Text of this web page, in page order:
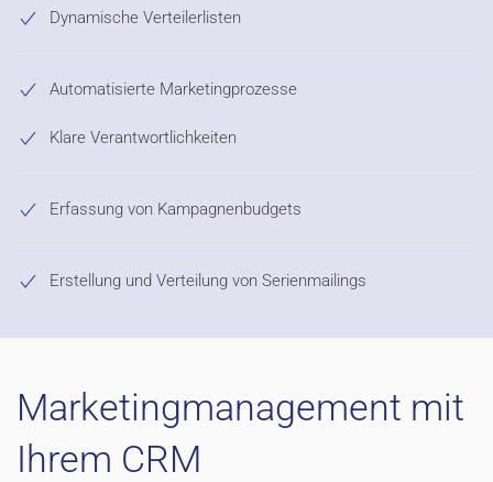
Dynamische Verteilerlisten
Automatisierte Marketingprozesse
Klare Verantwortlichkeiten
Erfassung von Kampagnenbudgets
Erstellung und Verteilung von Serienmailings
Marketingmanagement mit
Ihrem CRM